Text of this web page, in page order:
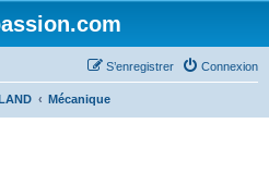
Connexion
S’enregistrer
Mécanique